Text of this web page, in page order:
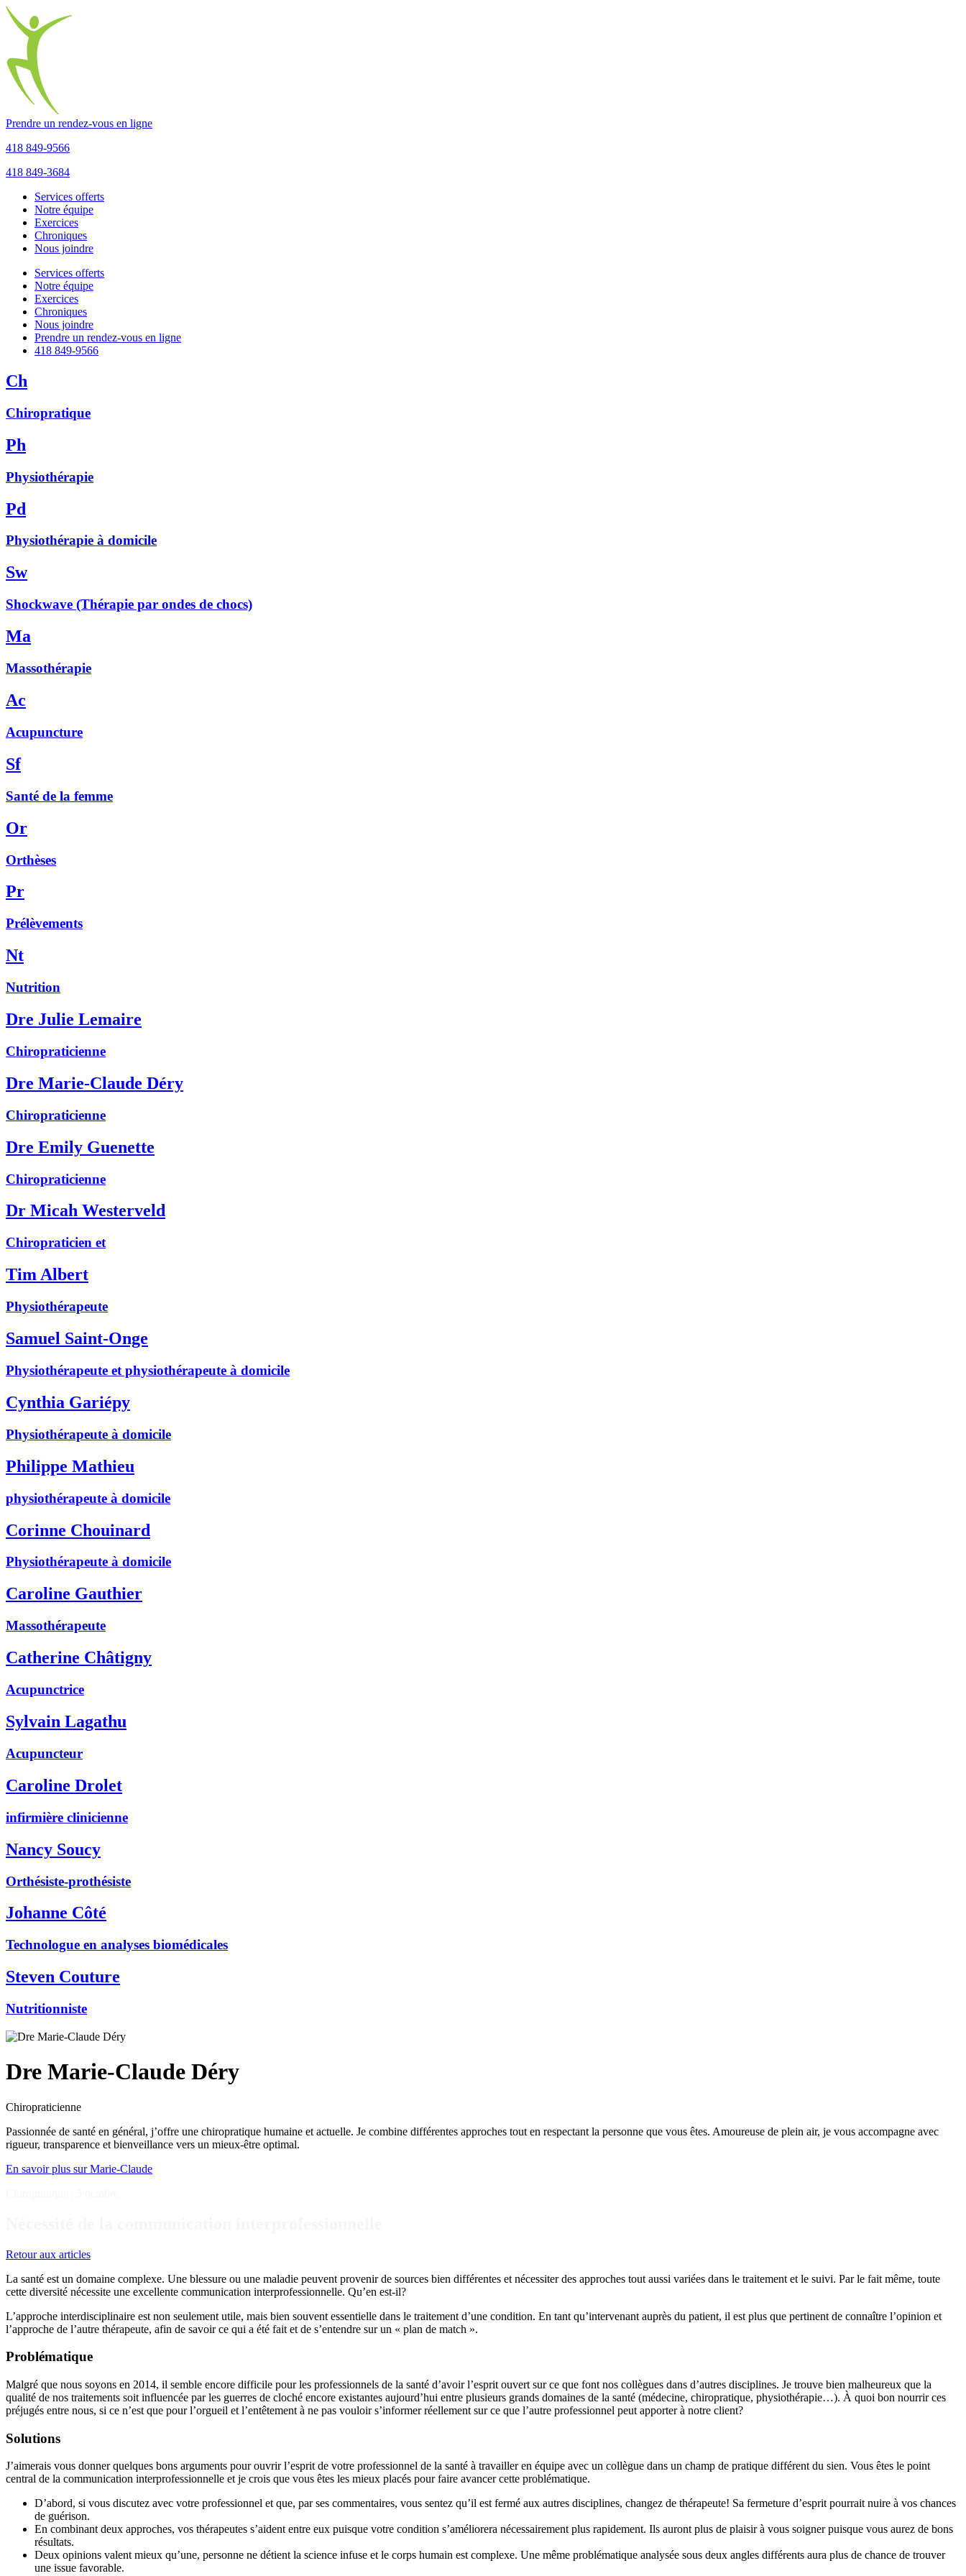
Prendre un rendez-vous en ligne
418 849-9566
418 849-3684
Services offerts
Notre équipe
Exercices
Chroniques
Nous joindre
Services offerts
Notre équipe
Exercices
Chroniques
Nous joindre
Prendre un rendez-vous en ligne
418 849-9566
Ch
Chiropratique
Ph
Physiothérapie
Pd
Physiothérapie à domicile
Sw
Shockwave (Thérapie par ondes de chocs)
Ma
Massothérapie
Ac
Acupuncture
Sf
Santé de la femme
Or
Orthèses
Pr
Prélèvements
Nt
Nutrition
Dre Julie Lemaire
Chiropraticienne
Dre Marie-Claude Déry
Chiropraticienne
Dre Emily Guenette
Chiropraticienne
Dr Micah Westerveld
Chiropraticien et
Tim Albert
Physiothérapeute
Samuel Saint-Onge
Physiothérapeute et physiothérapeute à domicile
Cynthia Gariépy
Physiothérapeute à domicile
Philippe Mathieu
physiothérapeute à domicile
Corinne Chouinard
Physiothérapeute à domicile
Caroline Gauthier
Massothérapeute
Catherine Châtigny
Acupunctrice
Sylvain Lagathu
Acupuncteur
Caroline Drolet
infirmière clinicienne
Nancy Soucy
Orthésiste-prothésiste
Johanne Côté
Technologue en analyses biomédicales
Steven Couture
Nutritionniste
Dre Marie-Claude Déry
Chiropraticienne
Passionnée de santé en général, j’offre une chiropratique humaine et actuelle. Je combine différentes approches tout en respectant la personne que vous êtes. Amoureuse de plein air, je vous accompagne avec
rigueur, transparence et bienveillance vers un mieux-être optimal.
En savoir plus sur Marie-Claude
Retour aux articles
La santé est un domaine complexe. Une blessure ou une maladie peuvent provenir de sources bien différentes et nécessiter des approches tout aussi variées dans le traitement et le suivi. Par le fait même, toute
cette diversité nécessite une excellente communication interprofessionnelle. Qu’en est-il?
L’approche interdisciplinaire est non seulement utile, mais bien souvent essentielle dans le traitement d’une condition. En tant qu’intervenant auprès du patient, il est plus que pertinent de connaître l’opinion et
l’approche de l’autre thérapeute, afin de savoir ce qui a été fait et de s’entendre sur un « plan de match ».
Problématique
Malgré que nous soyons en 2014, il semble encore difficile pour les professionnels de la santé d’avoir l’esprit ouvert sur ce que font nos collègues dans d’autres disciplines. Je trouve bien malheureux que la
qualité de nos traitements soit influencée par les guerres de cloché encore existantes aujourd’hui entre plusieurs grands domaines de la santé (médecine, chiropratique, physiothérapie…). À quoi bon nourrir ces
préjugés entre nous, si ce n’est que pour l’orgueil et l’entêtement à ne pas vouloir s’informer réellement sur ce que l’autre professionnel peut apporter à notre client?
Solutions
J’aimerais vous donner quelques bons arguments pour ouvrir l’esprit de votre professionnel de la santé à travailler en équipe avec un collègue dans un champ de pratique différent du sien. Vous êtes le point
central de la communication interprofessionnelle et je crois que vous êtes les mieux placés pour faire avancer cette problématique.
D’abord, si vous discutez avec votre professionnel et que, par ses commentaires, vous sentez qu’il est fermé aux autres disciplines, changez de thérapeute! Sa fermeture d’esprit pourrait nuire à vos chances
de guérison.
En combinant deux approches, vos thérapeutes s’aident entre eux puisque votre condition s’améliorera nécessairement plus rapidement. Ils auront plus de plaisir à vous soigner puisque vous aurez de bons
résultats.
Deux opinions valent mieux qu’une, personne ne détient la science infuse et le corps humain est complexe. Une même problématique analysée sous deux angles différents aura plus de chance de trouver
une issue favorable.